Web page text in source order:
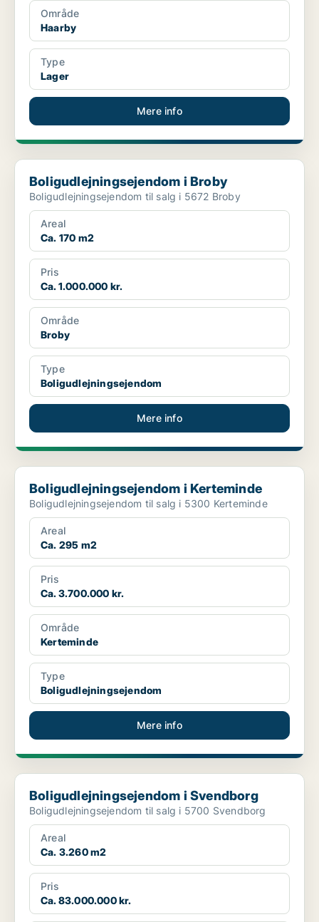
Område
Haarby
Type
Lager
Mere info
Boligudlejningsejendom i Broby
Boligudlejningsejendom i Broby
Boligudlejningsejendom til salg i 5672 Broby
Areal
Ca. 170 m2
Pris
Ca. 1.000.000 kr.
Område
Broby
Type
Boligudlejningsejendom
Mere info
Boligudlejningsejendom i Kerteminde
Boligudlejningsejendom i Kerteminde
Boligudlejningsejendom til salg i 5300 Kerteminde
Areal
Ca. 295 m2
Pris
Ca. 3.700.000 kr.
Område
Kerteminde
Type
Boligudlejningsejendom
Mere info
Boligudlejningsejendom i Svendborg
Boligudlejningsejendom i Svendborg
Boligudlejningsejendom til salg i 5700 Svendborg
Areal
Ca. 3.260 m2
Pris
Ca. 83.000.000 kr.